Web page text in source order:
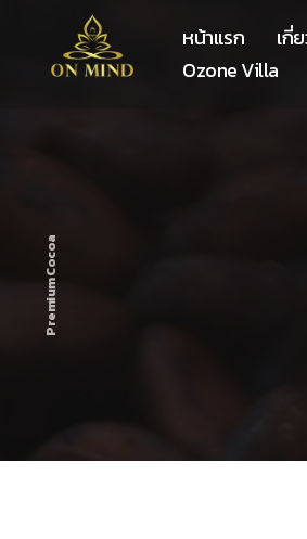
หน้าแรก เกี่
Ozone Villa
Premium Cocoa